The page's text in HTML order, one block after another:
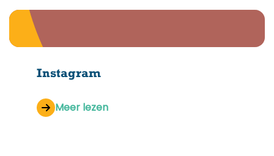
Instagram
Meer lezen